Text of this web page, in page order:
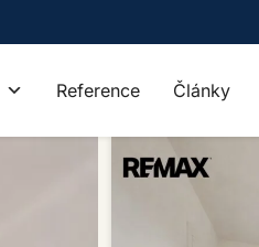
Reference Články